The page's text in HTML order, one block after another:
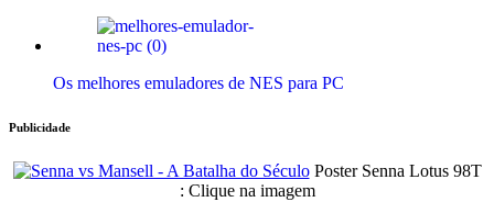
Os melhores emuladores de NES para PC
Publicidade
Poster Senna Lotus 98T
: Clique na imagem